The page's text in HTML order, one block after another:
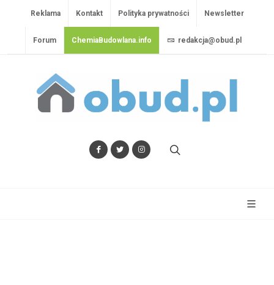
Reklama Kontakt Polityka prywatności Newsletter
Forum ChemiaBudowlana.info redakcja@obud.pl